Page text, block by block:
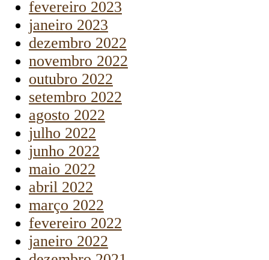
fevereiro 2023
janeiro 2023
dezembro 2022
novembro 2022
outubro 2022
setembro 2022
agosto 2022
julho 2022
junho 2022
maio 2022
abril 2022
março 2022
fevereiro 2022
janeiro 2022